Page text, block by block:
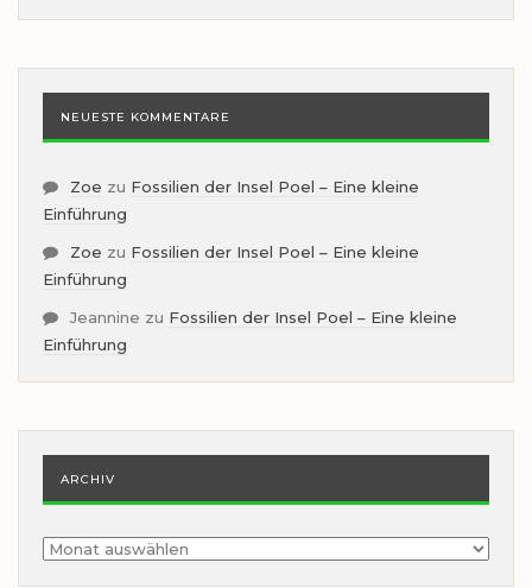
NEUESTE KOMMENTARE
Zoe zu Fossilien der Insel Poel – Eine kleine
Einführung
Zoe zu Fossilien der Insel Poel – Eine kleine
Einführung
Jeannine zu Fossilien der Insel Poel – Eine kleine
Einführung
ARCHIV
Archiv